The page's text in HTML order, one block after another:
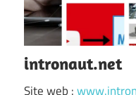
intronaut.net
Site web :